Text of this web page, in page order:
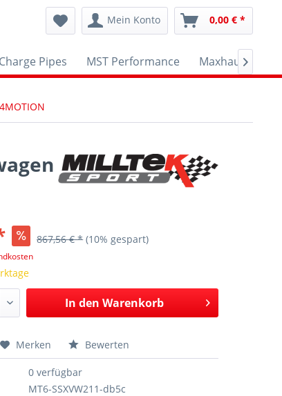
Mein Konto 0,00 € *
Charge Pipes MST Performance Maxhaust

867,56 € * (10% gespart)
In den Warenkorb
Merken Bewerten
0 verfügbar
MT6-SSXVW211-db5c